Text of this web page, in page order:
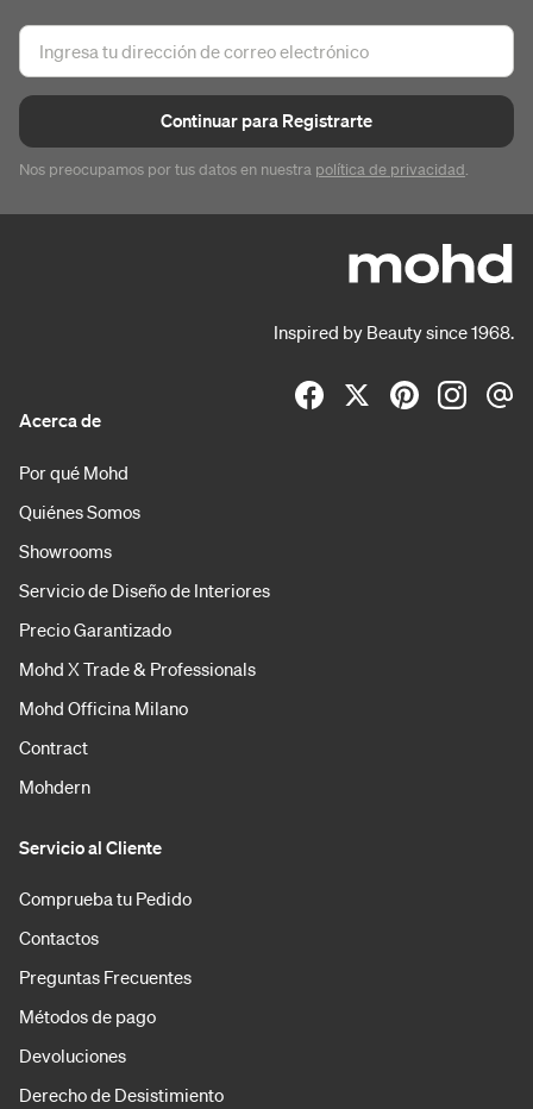
Continuar para Registrarte
Nos preocupamos por tus datos en nuestra política de privacidad.
Inspired by Beauty since 1968.
Acerca de
Por qué Mohd
Quiénes Somos
Showrooms
Servicio de Diseño de Interiores
Precio Garantizado
Mohd X Trade & Professionals
Mohd Officina Milano
Contract
Mohdern
Servicio al Cliente
Comprueba tu Pedido
Contactos
Preguntas Frecuentes
Métodos de pago
Devoluciones
Derecho de Desistimiento